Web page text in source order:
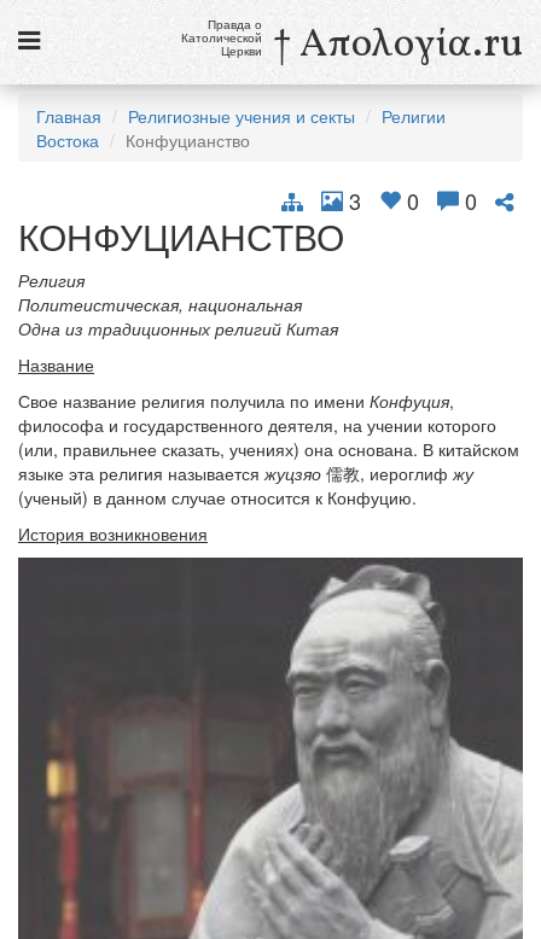
Новости
Галерея
Викторины
Ссылки
Религиозные учения и секты, справочник
8 августа
Св. Доминик, священник
см. календарь
Правда о
Католической
Церкви † Απολογία.ru
Главная Религиозные учения и секты
Религии
Востока
Конфуцианство
3 0 0
КОНФУЦИАНСТВО
Религия
Политеистическая, национальная
Одна из традиционных религий Китая
Название
Свое название религия получила по имени Конфуция,
философа и государственного деятеля, на учении которого
(или, правильнее сказать, учениях) она основана. В китайском
языке эта религия называетсяжуцзяо 儒教, иероглифжу
(ученый) в данном случае относится к Конфуцию.
История возникновения